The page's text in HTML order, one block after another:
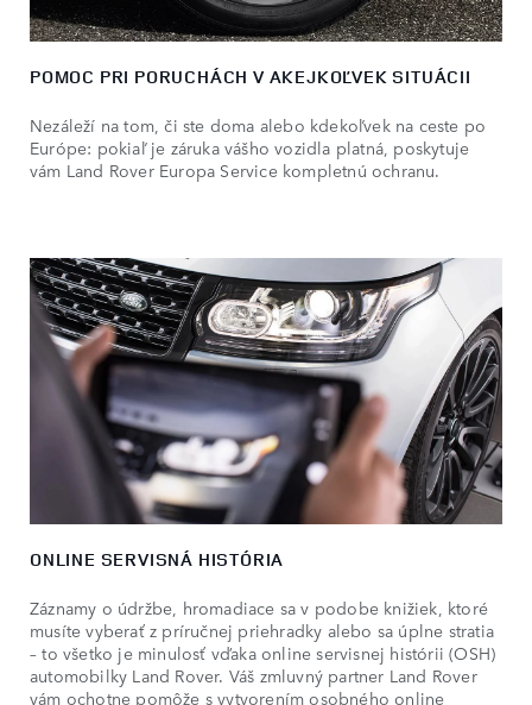
POMOC PRI PORUCHÁCH V AKEJKOĽVEK SITUÁCII
Nezáleží na tom, či ste doma alebo kdekoľvek na ceste po
Európe: pokiaľ je záruka vášho vozidla platná, poskytuje
vám Land Rover Europa Service kompletnú ochranu.
ONLINE SERVISNÁ HISTÓRIA
Záznamy o údržbe, hromadiace sa v podobe knižiek, ktoré
musíte vyberať z príručnej priehradky alebo sa úplne stratia
– to všetko je minulosť vďaka online servisnej histórii (OSH)
automobilky Land Rover. Váš zmluvný partner Land Rover
vám ochotne pomôže s vytvorením osobného online